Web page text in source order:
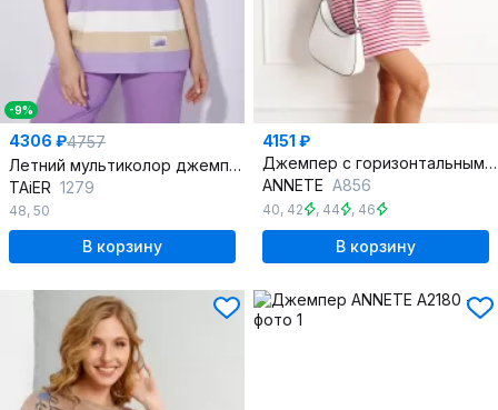
-9%
4306 ₽4757
Летний мультиколор джемпер с разрезами и нашивками
TAiER 1279
48, 50
В корзину
4151 ₽
Джемпер с горизонтальными линиями из трикотажа
ANNETE A856
40, 42 , 44 , 46
В корзину